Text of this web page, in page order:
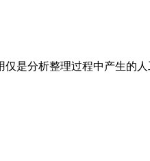
是分析整理过程中产生的人